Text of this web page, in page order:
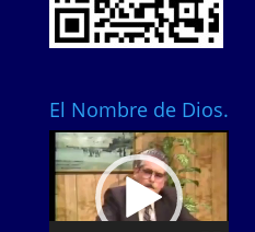
El Nombre de Dios.
Video
Player